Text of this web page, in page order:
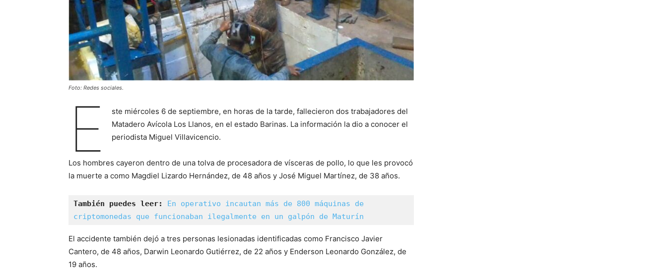
Foto: Redes sociales.
E
ste miércoles 6 de septiembre, en horas de la tarde, fallecieron dos trabajadores del
Matadero Avícola Los Llanos, en el estado Barinas. La información la dio a conocer el
periodista Miguel Villavicencio.
Los hombres cayeron dentro de una tolva de procesadora de vísceras de pollo, lo que les provocó
la muerte a como Magdiel Lizardo Hernández, de 48 años y José Miguel Martínez, de 38 años.
También puedes leer: En operativo incautan más de 800 máquinas de
criptomonedas que funcionaban ilegalmente en un galpón de Maturín
El accidente también dejó a tres personas lesionadas identificadas como Francisco Javier
Cantero, de 48 años, Darwin Leonardo Gutiérrez, de 22 años y Enderson Leonardo González, de
19 años.